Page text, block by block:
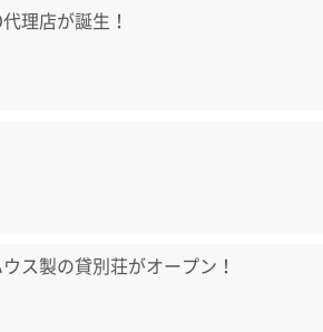
理店が誕生！
ス製の貸別荘がオープン！